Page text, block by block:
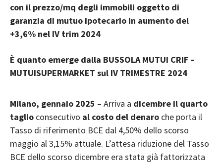
con il prezzo/mq degli immobili oggetto di
garanzia di mutuo ipotecario in aumento del
+3,6% nel IV trim 2024
È quanto emerge dalla BUSSOLA MUTUI CRIF –
MUTUISUPERMARKET sul IV TRIMESTRE 2024
Milano, gennaio 2025 – Arriva a dicembre il quarto
taglio consecutivo al costo del denaro che porta il
Tasso di riferimento BCE dal 4,50% dello scorso
maggio al 3,15% attuale. L’attesa riduzione del Tasso
BCE dello scorso dicembre era stata già fattorizzata